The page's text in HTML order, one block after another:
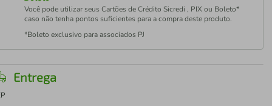
Você pode utilizar seus Cartões de Crédito Sicredi , PIX ou Boleto*
caso não tenha pontos suficientes para a compra deste produto.
*Boleto exclusivo para associados PJ
Entrega